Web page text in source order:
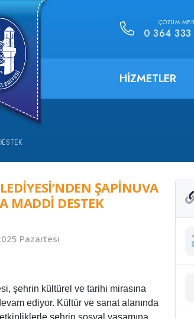
ÇÖZÜM
0 364 333
HIZMETLER
ŞAPINUVA
MADDI DESTEK
Pazartesi
şehrin kültürel ve tarihi mirasına
ediyor. Kültür ve sanat alanında
şehrin sosyal yaşamına